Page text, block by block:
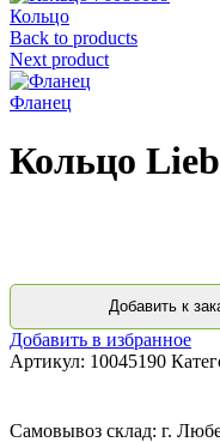
Кольцо
Back to products
Next product
Фланец
Кольцо
Добавить к
Добавить в избранное
Артикул: 10045190
Самовывоз склад: г.